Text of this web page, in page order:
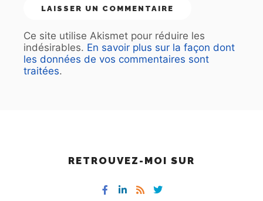
Ce site utilise Akismet pour réduire les
indésirables. En savoir plus sur la façon dont
les données de vos commentaires sont
traitées.
RETROUVEZ-MOI SUR